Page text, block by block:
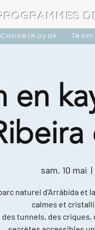
Canoë/Kayak
en
sam. 10 mai
  |
naturel d'Arrábida et
calmes et
tunnels, des